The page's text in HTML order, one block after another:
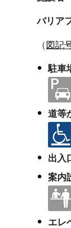
バリア
（ 図記
駐車
道等
出入
案内
エレ